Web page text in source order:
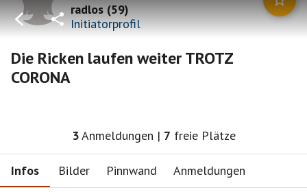
radlos(59)
Initiatorprofil
Die Ricken laufen weiter TROTZ
CORONA
3Anmeldungen | 7 freie Plätze
Infos Bilder Pinnwand Anmeldungen